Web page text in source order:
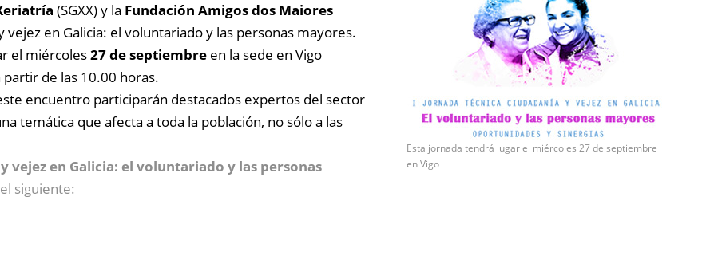
Esta jornada tendrá lugar el miércoles 27 de septiembre
en Vigo
(SGXX) y la Fundación Amigos dos Maiores
vejez en Galicia: el voluntariado y las personas mayores.
el miércoles27 de septiembre en la sede en Vigo
partir de las 10.00 horas.
encuentro participarán destacados expertos del sector
temática que afecta a toda la población, no sólo a las
vejez en Galicia: el voluntariado y las personas
el siguiente: